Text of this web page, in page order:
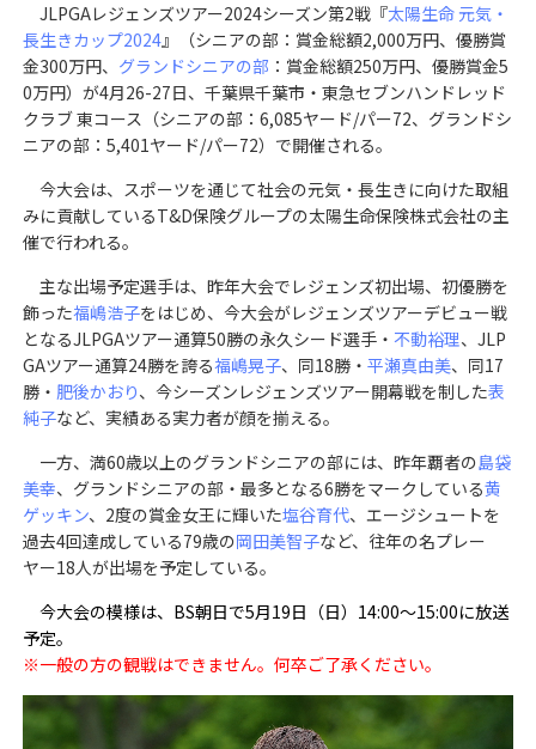
JLPGAレジェンズツアー2024シーズン第2戦『太陽生命 元気・
長生きカップ2024』（シニアの部：賞金総額2,000万円、優勝賞
金300万円、 グランドシニアの部 ：賞金総額250万円、優勝賞金5
0万円）が4月26-27日、千葉県千葉市・東急セブンハンドレッド
クラブ 東コース（シニアの部：6,085ヤード/パー72、グランドシ
ニアの部：5,401ヤード/パー72）で開催される。
今大会は、スポーツを通じて社会の元気・長生きに向けた取組
みに貢献しているT&D保険グループの太陽生命保険株式会社の主
催で行われる。
主な出場予定選手は、昨年大会でレジェンズ初出場、初優勝を
飾った福嶋浩子をはじめ、今大会がレジェンズツアーデビュー戦
となるJLPGAツアー通算50勝の永久シード選手・ 不動裕理、JLP
GAツアー通算24勝を誇る福嶋晃子、同18勝・ 平瀬真由美、同17
勝・ 肥後かおり、今シーズンレジェンズツアー開幕戦を制した表
純子など、実績ある実力者が顔を揃える。
一方、満60歳以上のグランドシニアの部には、昨年覇者の島袋
美幸、グランドシニアの部・最多となる6勝をマークしている黄
ゲッキン、2度の賞金女王に輝いた塩谷育代、エージシュートを
過去4回達成している79歳の岡田美智子など、往年の名プレー
ヤー18人が出場を予定している。
今大会の模様は、BS朝日で5月19日（日）14:00～15:00に放送
予定。
※一般の方の観戦はできません。何卒ご了承ください。